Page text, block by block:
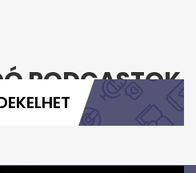
PODCASTOK